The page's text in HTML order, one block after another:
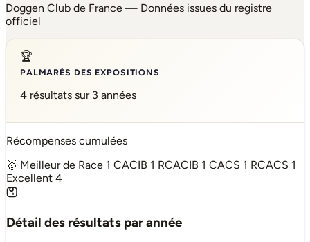
Doggen Club de France — Données issues du registre
officiel
🏆
PALMARÈS DES EXPOSITIONS
4 résultats sur 3 années
Récompenses cumulées
🥇 Meilleur de Race 1 CACIB 1 RCACIB 1 CACS 1 RCACS 1
Excellent 4
Détail des résultats par année